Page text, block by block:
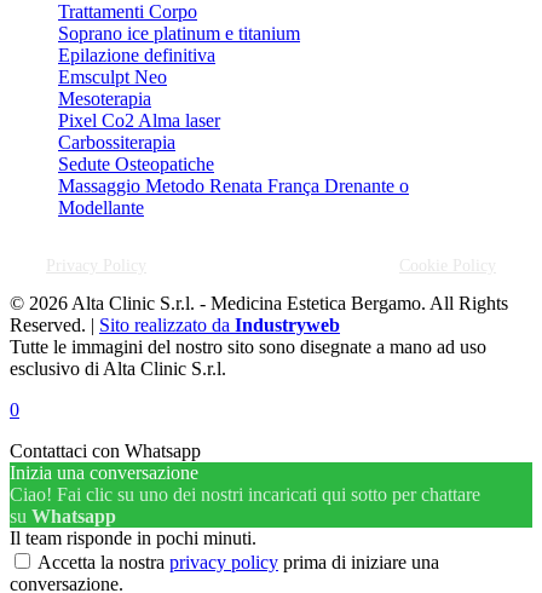
Trattamenti Corpo
Soprano ice platinum e titanium
Epilazione definitiva
Emsculpt Neo
Mesoterapia
Pixel Co2 Alma laser
Carbossiterapia
Sedute Osteopatiche
Massaggio Metodo Renata França Drenante o
Modellante
Privacy Policy Cookie Policy
© 2026 Alta Clinic S.r.l. - Medicina Estetica Bergamo. All Rights
Reserved. | Sito realizzato da Industryweb
Tutte le immagini del nostro sito sono disegnate a mano ad uso
esclusivo di Alta Clinic S.r.l.
0
Contattaci con Whatsapp
Inizia una conversazione
Ciao! Fai clic su uno dei nostri incaricati qui sotto per chattare
su Whatsapp
Il team risponde in pochi minuti.
Accetta la nostra privacy policy prima di iniziare una
conversazione.